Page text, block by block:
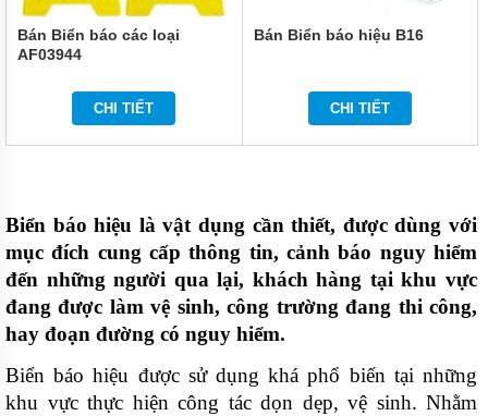
GIỚI
THIỆU
SẢN
PHẨM
Bán Biển báo các loại
AF03944
CHI TIẾT
Bán Biển báo hiệu B16
CHI TIẾT
Biển báo hiệu là vật dụng cần thiết, được dùng với
mục đích cung cấp thông tin, cảnh báo nguy hiểm
đến những người qua lại, khách hàng tại khu vực
đang được làm vệ sinh, công trường đang thi công,
hay đoạn đường có nguy hiểm.
Biển báo hiệu được sử dụng khá phổ biến tại những
khu vực thực hiện công tác dọn dẹp, vệ sinh. Nhằm